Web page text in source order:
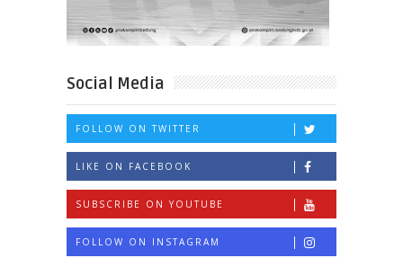
Social Media
FOLLOW ON TWITTER
LIKE ON FACEBOOK
SUBSCRIBE ON YOUTUBE
FOLLOW ON INSTAGRAM